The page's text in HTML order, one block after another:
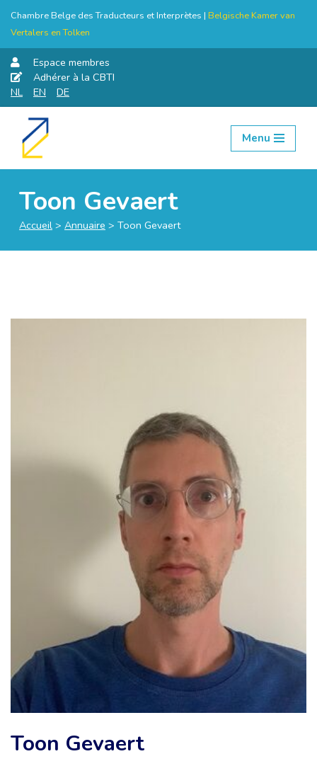
Chambre Belge des Traducteurs et Interprètes | Belgische Kamer van
Vertalers en Tolken
Espace membres
Adhérer à la CBTI
NL
EN DE
Aller
Menu
Toon Gevaert
Accueil > Annuaire > Toon Gevaert
Toon Gevaert